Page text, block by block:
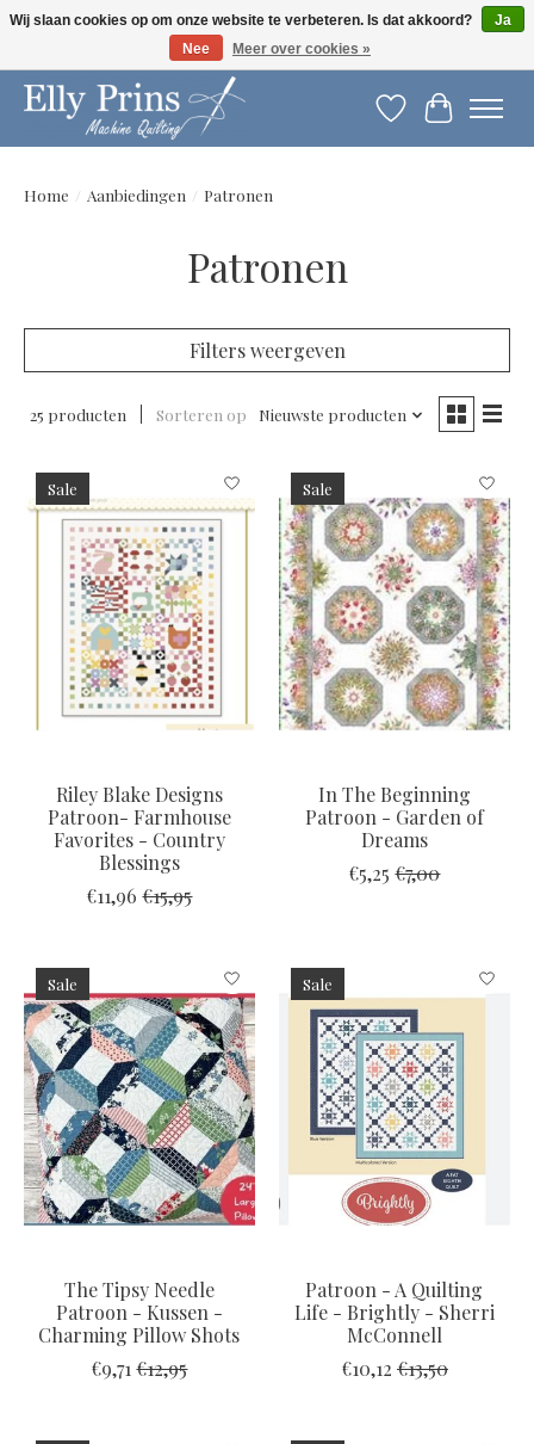
Let op: gewijzigde openingstijden!
Verlanglijst
Home / Aanbiedingen / Patronen
Patronen
Filters weergeven
25 producten Sorteren op Nieuwste producten
Sale
Riley Blake Designs
Patroon- Farmhouse
Favorites - Country
Blessings
€11,96 €15,95
Sale
In The Beginning
Patroon - Garden of
Dreams
€5,25 €7,00
Sale
The Tipsy Needle
Patroon - Kussen -
Charming Pillow Shots
€9,71 €12,95
Sale
Patroon - A Quilting
Life - Brightly - Sherri
McConnell
€10,12 €13,50
Wij slaan cookies op om onze website te verbeteren. Is dat akkoord?
Ja
Nee
Meer over cookies »